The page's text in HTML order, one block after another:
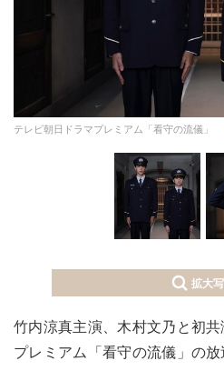
テレビ朝日ドラマプレミアム「看守の流儀」
拡大
竹内涼真主演、木村文乃と初
プレミアム「看守の流儀」の放